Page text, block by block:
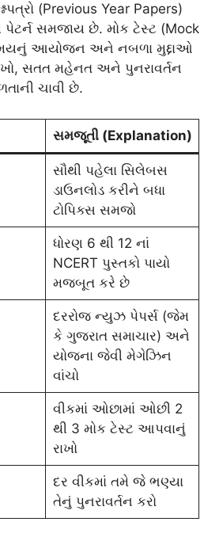
(Previous Year Papers)
પેટર્ન સમજાય છે. મોક ટેસ્ટ (Mock
આયોજન અને નબળા મુદ્દાઓ
સતત મહેનત અને પુનરાવર્તન
ચાવી છે.
સમજૂતી (Explanation)
સૌથી પહેલા સિલેબસ
ડાઉનલોડ કરીને બધા
ટોપિક્સ સમજો
ધોરણ 6 થી 12 નાં
NCERT પુસ્તકો પાયો
મજબૂત કરે છે
દરરોજ ન્યુઝ પેપર્સ (જેમ
કે ગુજરાત સમાચાર) અને
યોજના જેવી મેગેઝિન
વાંચો
વીકમાં ઓછામાં ઓછી 2
થી 3 મોક ટેસ્ટ આપવાનું
રાખો
દર વીકમાં તમે જે ભણ્યા
તેનું પુનરાવર્તન કરો